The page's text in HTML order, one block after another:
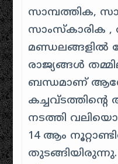
സാമ്പത്തിക,
സാംസ്കാരിക ,
മണ്ഡലങ്ങളിൽ
രാജ്യങ്ങൾ
ബന്ധമാണ്
നടത്തി
14 ആം